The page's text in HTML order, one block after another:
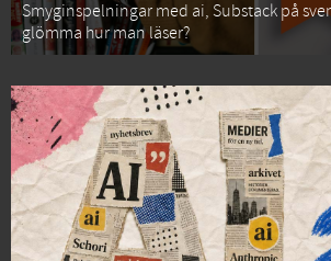
Smyginspelningar med ai, Substack på
glömma hur man läser?